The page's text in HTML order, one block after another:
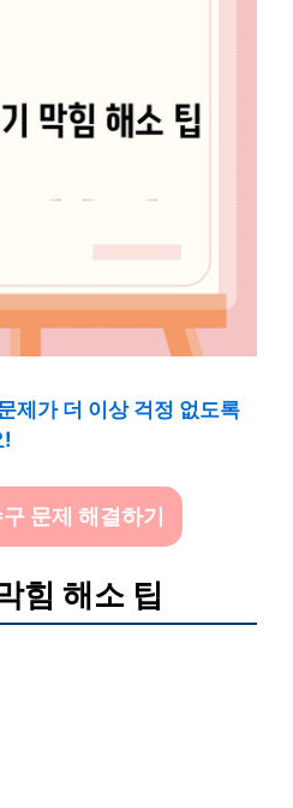
제가 더 이상 걱정 없도록
!
문제 해결하기
힘 해소 팁